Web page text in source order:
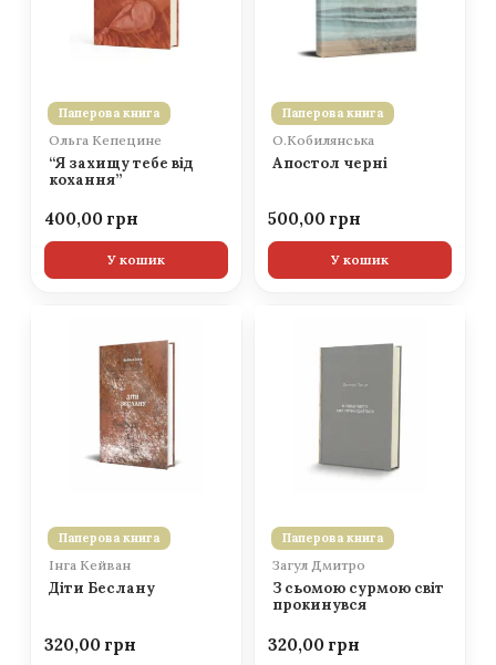
Паперова книга
Ольга Кепецине
“Я захищу тебе від
кохання”
400,00
У кошик
Паперова книга
О.Кобилянська
Апостол черні
500,00
У кошик
Паперова книга
Інга Кейван
Діти Беслану
320,00
Паперова книга
Загул Дмитро
З сьомою сурмою світ
прокинувся
320,00